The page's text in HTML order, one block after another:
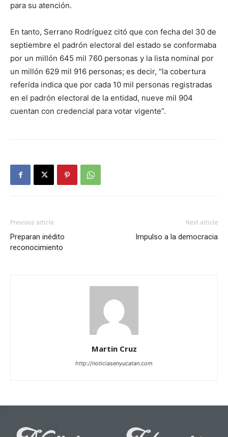
para su atención.
En tanto, Serrano Rodríguez citó que con fecha del 30 de
septiembre el padrón electoral del estado se conformaba
por un millón 645 mil 760 personas y la lista nominal por
un millón 629 mil 916 personas; es decir, “la cobertura
referida indica que por cada 10 mil personas registradas
en el padrón electoral de la entidad, nueve mil 904
cuentan con credencial para votar vigente”.
Previous article
Preparan inédito
reconocimiento
Next article
Impulso a la democracia
Martin Cruz
http://noticiasenyucatan.com